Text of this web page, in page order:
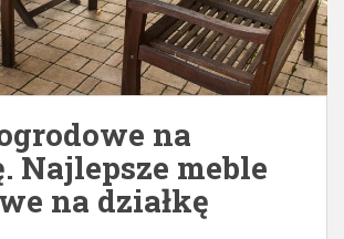
na
Najlepsze meble
na działkę